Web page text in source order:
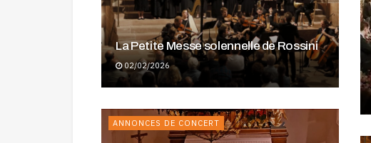
La Petite Messe solennelle de Rossini
02/02/2026
ANNONCES DE CONCERT